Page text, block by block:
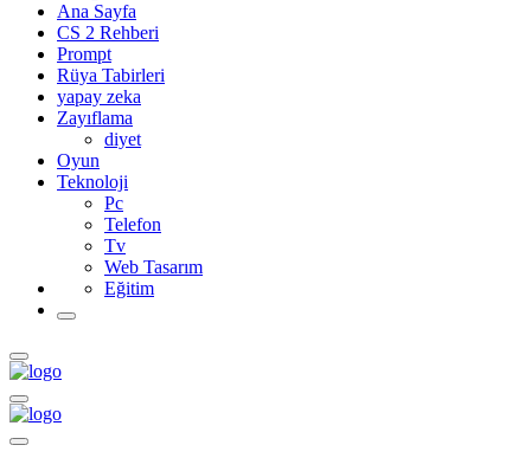
Ana Sayfa
CS 2 Rehberi
Prompt
Rüya Tabirleri
yapay zeka
Zayıflama
diyet
Oyun
Teknoloji
Pc
Telefon
Tv
Web Tasarım
Eğitim